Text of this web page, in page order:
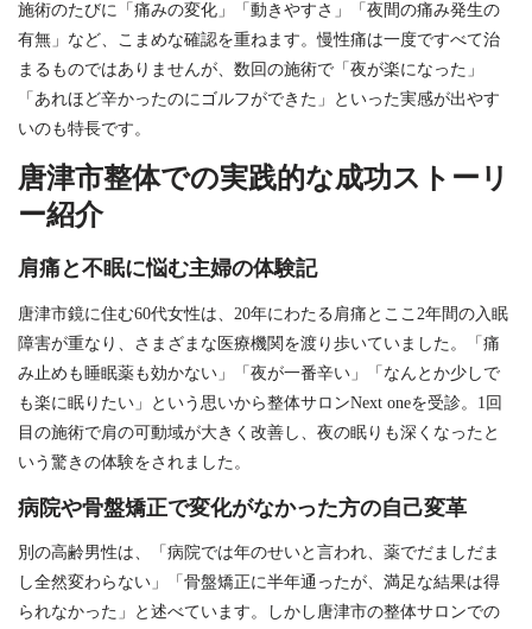
施術のたびに「痛みの変化」「動きやすさ」「夜間の痛み発生の
有無」など、こまめな確認を重ねます。慢性痛は一度ですべて治
まるものではありませんが、数回の施術で「夜が楽になった」
「あれほど辛かったのにゴルフができた」といった実感が出やす
いのも特長です。
唐津市整体での実践的な成功ストーリ
ー紹介
肩痛と不眠に悩む主婦の体験記
唐津市鏡に住む60代女性は、20年にわたる肩痛とここ2年間の入眠
障害が重なり、さまざまな医療機関を渡り歩いていました。「痛
み止めも睡眠薬も効かない」「夜が一番辛い」「なんとか少しで
も楽に眠りたい」という思いから整体サロンNext oneを受診。1回
目の施術で肩の可動域が大きく改善し、夜の眠りも深くなったと
いう驚きの体験をされました。
病院や骨盤矯正で変化がなかった方の自己変革
別の高齢男性は、「病院では年のせいと言われ、薬でだましだま
し全然変わらない」「骨盤矯正に半年通ったが、満足な結果は得
られなかった」と述べています。しかし唐津市の整体サロンでの